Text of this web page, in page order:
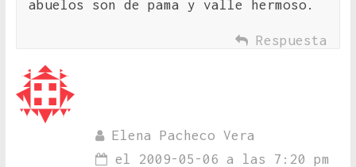
abuelos son de pama y valle hermoso.
Respuesta
Elena Pacheco Vera
el 2009-05-06 a las 7:20 pm